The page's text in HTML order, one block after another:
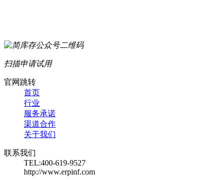
扫描申请试用
官网跳转
首页
行业
服务承诺
渠道合作
关于我们
联系我们
TEL:400-619-9527
http://www.erpinf.com